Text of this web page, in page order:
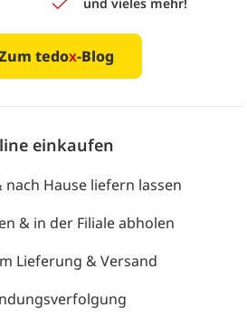
tedox-Blog
einkaufen
nach Hause liefern lassen
& in der Filiale abholen
Lieferung & Versand